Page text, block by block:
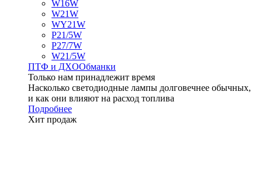
W16W
W21W
WY21W
P21/5W
P27/7W
W21/5W
ПТФ и ДXООбманки
Только нам принадлежит время
Насколько светодиодные лампы долговечнее обычных,
и как они влияют на расход топлива
Подробнее
Хит продаж